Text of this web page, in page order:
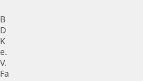
B
D
K
e.
V.
Fa